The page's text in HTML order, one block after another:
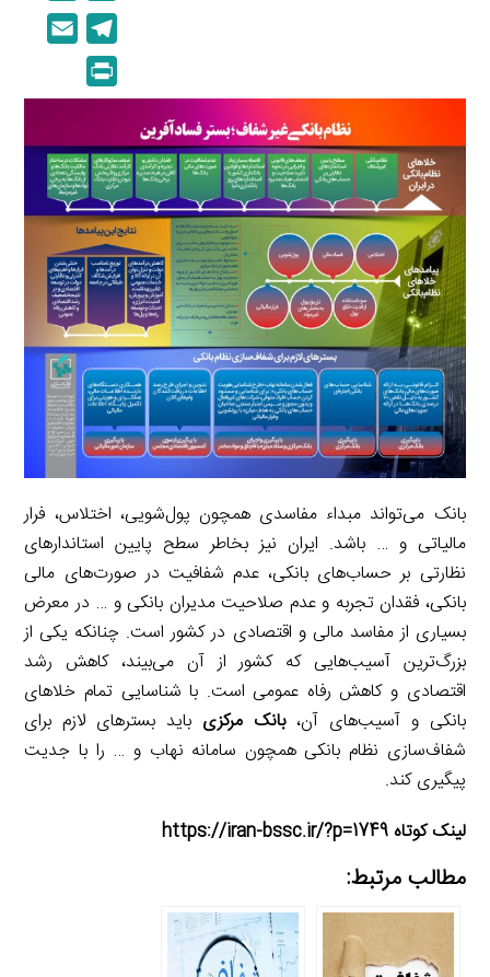
o
p
y
L
i
n
k
i
n
e
d
n
e
l
g
r
a
m
l
r
n
t
بانک می‌تواند مبداء مفاسدی همچون پول‌شویی، اختلاس، فرار
مالیاتی و … باشد. ایران نیز بخاطر سطح پایین استاندارهای
نظارتی بر حساب‌های بانکی، عدم شفافیت در صورت‌های مالی
بانکی، فقدان تجربه و عدم صلاحیت مدیران بانکی و … در معرض
بسیاری از مفاسد مالی و اقتصادی در کشور است. چنانکه یکی از
بزرگ‌ترین آسیب‌هایی که کشور از آن می‌بیند، کاهش رشد
اقتصادی و کاهش رفاه عمومی است. با شناسایی تمام خلاهای
بانکی و آسیب‌های آن،بانک مرکزی باید بسترهای لازم برای
شفاف‌سازی نظام بانکی همچون سامانه‌ نهاب و … را با جدیت
پیگیری کند.
لینک کوتاه https://iran-bssc.ir/?p=1749
مطالب مرتبط: